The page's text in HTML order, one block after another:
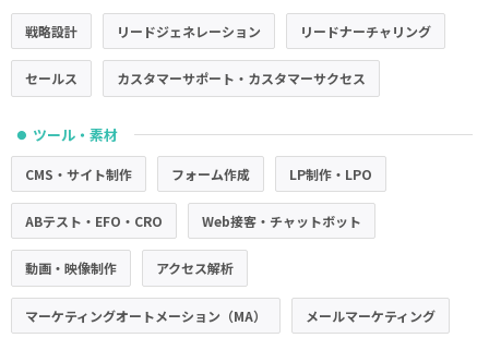
戦略設計 リードジェネレーション リードナーチャリング
セールス カスタマーサポート・カスタマーサクセス
● ツール・素材
CMS・サイト制作 フォーム作成 LP制作・LPO
ABテスト・EFO・CRO Web接客・チャットボット
動画・映像制作 アクセス解析
マーケティングオートメーション（MA） メールマーケティング